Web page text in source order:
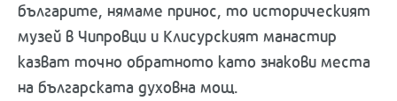
българите, нямаме принос, то историческият
музей в Чипровци и Клисурският манастир
казват точно обратното като знакови места
на българската духовна мощ.